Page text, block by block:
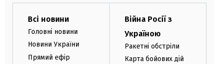
Всі новини
Головні новини
Новини України
Прямий ефір
Війна Росії з
Україною
Ракетні обстріли
Карта бойових дій